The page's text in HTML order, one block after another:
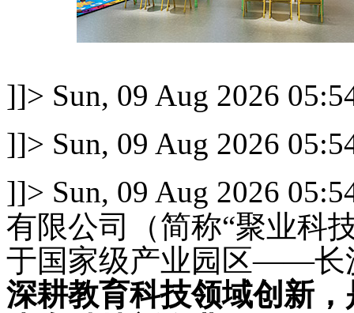
]]> Sun, 09 Aug 2026
]]> Sun, 09 Aug 2026
]]> Sun, 09 Aug 2026
有限公司（简称“聚业科
于国家级产业园区——长
深耕教育科技领域创新